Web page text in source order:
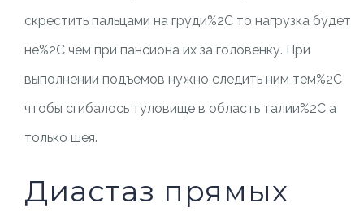
скрестить пальцами на груди%2C то нагрузка будет
не%2C чем при пансиона их за головенку. При
выполнении подъемов нужно следить ним тем%2C
чтобы сгибалось туловище в область талии%2C а
только шея.
Диастаз прямых